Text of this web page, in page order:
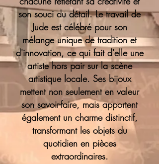
son souci du détail. Le travail de
Jude est célébré pour son
mélange unique de tradition et
d'innovation, ce qui fait d'elle une
artiste hors pair sur la scène
artistique locale. Ses bijoux
mettent non seulement en valeur
son savoir-faire, mais apportent
également un charme distinctif,
transformant les objets du
quotidien en pièces
extraordinaires.